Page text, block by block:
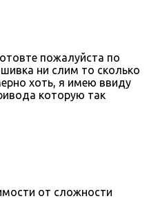
пожалуйста по
ни слим то сколько
хоть, я имею ввиду
которую так
от сложности